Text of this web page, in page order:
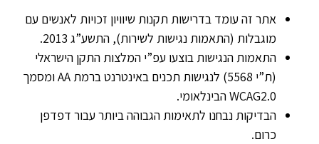
אתר זה עומד בדרישות תקנות שיוויון זכויות לאנשים עם
מוגבלות (התאמות נגישות לשירות), התשע”ג 2013.
התאמות הנגישות בוצעו עפ”י המלצות התקן הישראלי
(ת”י 5568) לנגישות תכנים באינטרנט ברמת AA ומסמך
WCAG2.0 הבינלאומי.
הבדיקות נבחנו לתאימות הגבוהה ביותר עבור דפדפן
כרום.